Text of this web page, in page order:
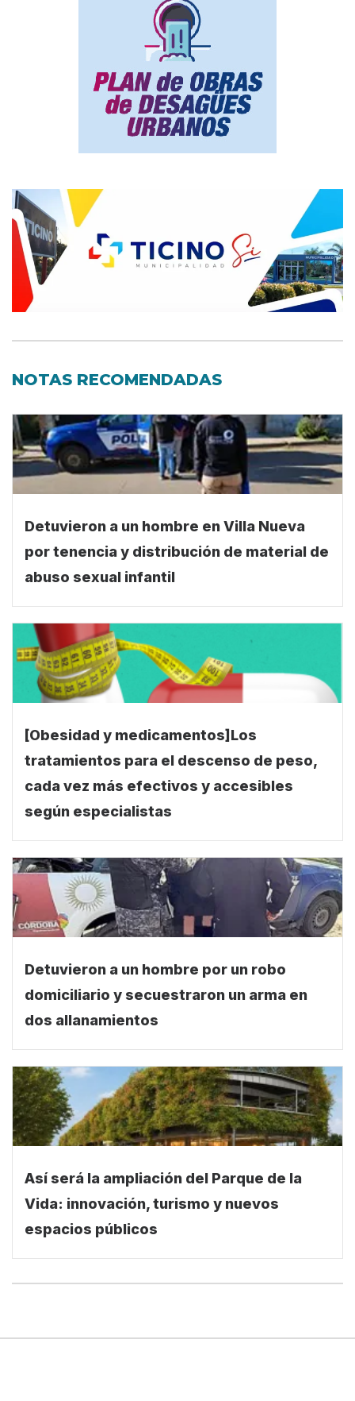
Detuvieron a un hombre en Villa Nueva
por tenencia y distribución de material de
abuso sexual infantil
[Obesidad y medicamentos]Los
tratamientos para el descenso de peso,
cada vez más efectivos y accesibles
según especialistas
Detuvieron a un hombre por un robo
domiciliario y secuestraron un arma en
dos allanamientos
Así será la ampliación del Parque de la
Vida: innovación, turismo y nuevos
espacios públicos